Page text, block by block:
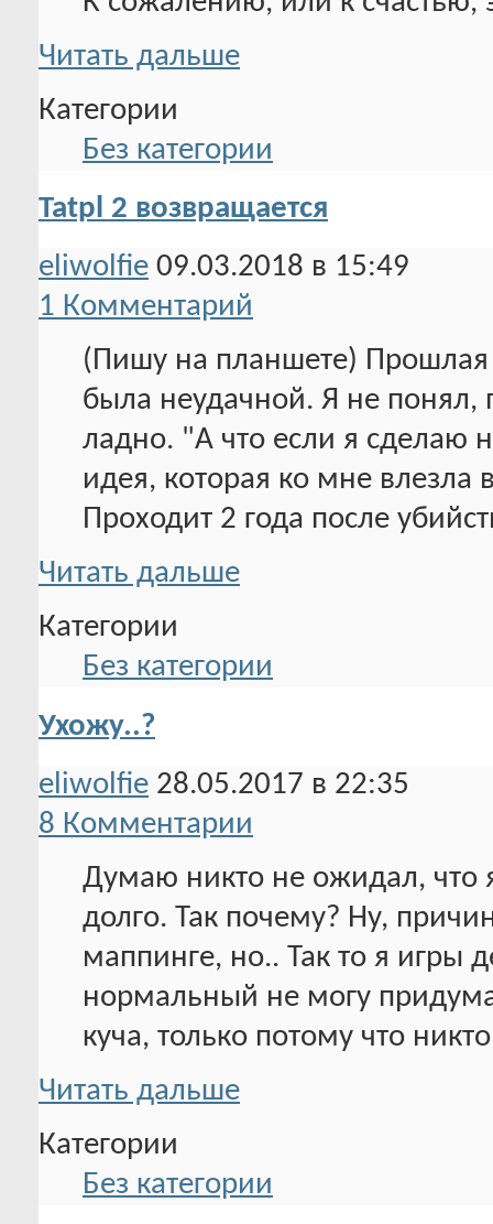
Читать дальше
Категории
Без категории
Tatpl 2 возвращается
eliwolfie 09.03.2018 в 15:49
1 Комментарий
(Пишу на планшете) Прошлая
была неудачной. Я не понял,
ладно. "А что если я сделаю
идея, которая ко мне влезла
Проходит 2 года после
Читать дальше
Категории
Без категории
Ухожу..?
eliwolfie 28.05.2017 в 22:35
8 Комментарии
Думаю никто не ожидал, что
долго. Так почему? Ну,
маппинге, но.. Так то я игры
нормальный не могу
куча, только потому что
Читать дальше
Категории
Без категории